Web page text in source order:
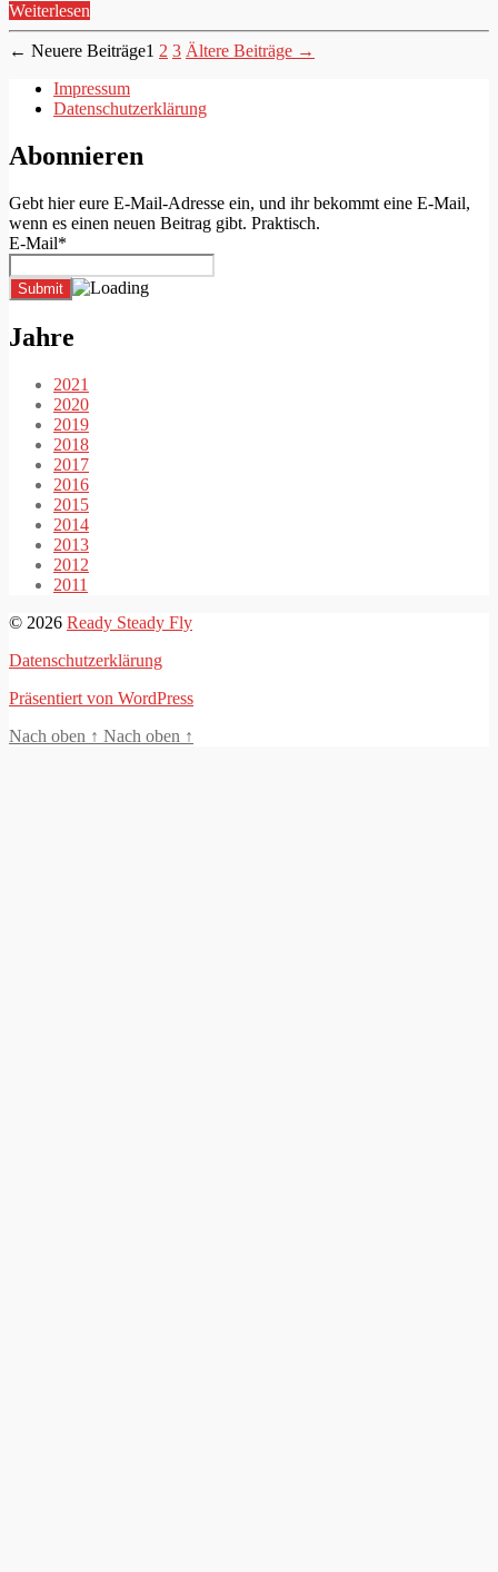
Weiterlesen
auslaufen
lassen“
Seitennummerierung
der
Beiträge
← Neuere Beiträge1 2 3 Ältere Beiträge →
Impressum
Datenschutzerklärung
Abonnieren
Gebt hier eure E-Mail-Adresse ein, und ihr bekommt eine E-Mail,
wenn es einen neuen Beitrag gibt. Praktisch.
E-Mail*
Jahre
2021
2020
2019
2018
2017
2016
2015
2014
2013
2012
2011
© 2026 Ready Steady Fly
Datenschutzerklärung
Präsentiert von WordPress
Nach oben ↑ Nach oben ↑